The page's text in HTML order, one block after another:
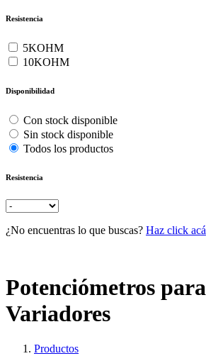
Resistencia
5KOHM
10KOHM
Disponibilidad
Con stock disponible
Sin stock disponible
Todos los productos
Resistencia
¿No encuentras lo que buscas? Haz click acá
Potenciómetros para
Variadores
Productos